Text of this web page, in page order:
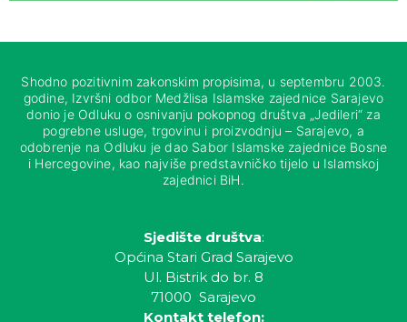
Shodno pozitivnim zakonskim propisima, u septembru 2003.
godine, Izvršni odbor Medžlisa Islamske zajednice Sarajevo
donio je Odluku o osnivanju pokopnog društva „Jedileri“ za
pogrebne usluge, trgovinu i proizvodnju – Sarajevo, a
odobrenje na Odluku je dao Sabor Islamske zajednice Bosne
i Hercegovine, kao najviše predstavničko tijelo u Islamskoj
zajednici BiH.
Sjedište društva:
Općina Stari Grad Sarajevo
Ul. Bistrik do br. 8
71000 Sarajevo
Kontakt telefon: